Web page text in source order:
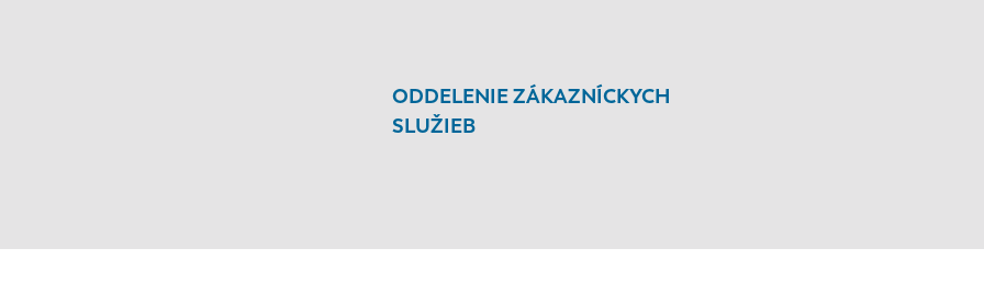
ODDELENIE ZÁKAZNÍCKYCH
SLUŽIEB